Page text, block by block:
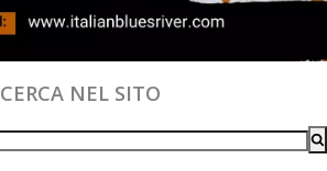
CERCA NEL SITO